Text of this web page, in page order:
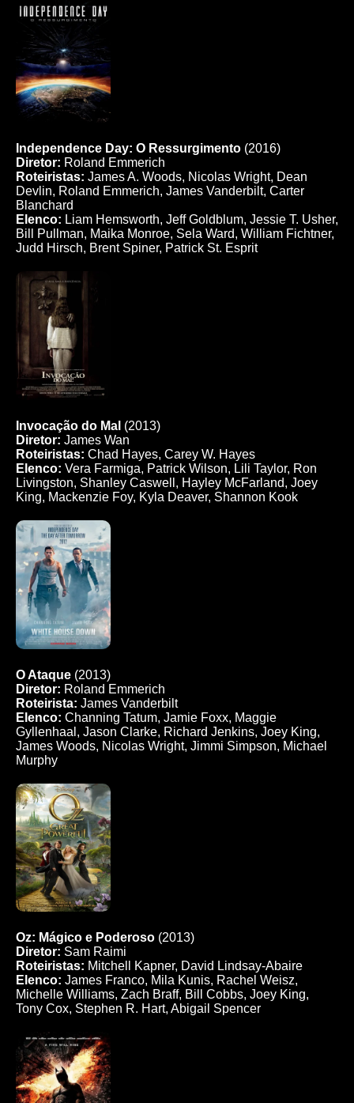
Independence Day: O Ressurgimento (2016)
Diretor: Roland Emmerich
Roteiristas: James A. Woods, Nicolas Wright, Dean
Devlin, Roland Emmerich, James Vanderbilt, Carter
Blanchard
Elenco: Liam Hemsworth, Jeff Goldblum, Jessie T. Usher,
Bill Pullman, Maika Monroe, Sela Ward, William Fichtner,
Judd Hirsch, Brent Spiner, Patrick St. Esprit
Invocação do Mal (2013)
Diretor: James Wan
Roteiristas: Chad Hayes, Carey W. Hayes
Elenco: Vera Farmiga, Patrick Wilson, Lili Taylor, Ron
Livingston, Shanley Caswell, Hayley McFarland, Joey
King, Mackenzie Foy, Kyla Deaver, Shannon Kook
O Ataque (2013)
Diretor: Roland Emmerich
Roteirista: James Vanderbilt
Elenco: Channing Tatum, Jamie Foxx, Maggie
Gyllenhaal, Jason Clarke, Richard Jenkins, Joey King,
James Woods, Nicolas Wright, Jimmi Simpson, Michael
Murphy
Oz: Mágico e Poderoso (2013)
Diretor: Sam Raimi
Roteiristas: Mitchell Kapner, David Lindsay-Abaire
Elenco: James Franco, Mila Kunis, Rachel Weisz,
Michelle Williams, Zach Braff, Bill Cobbs, Joey King,
Tony Cox, Stephen R. Hart, Abigail Spencer